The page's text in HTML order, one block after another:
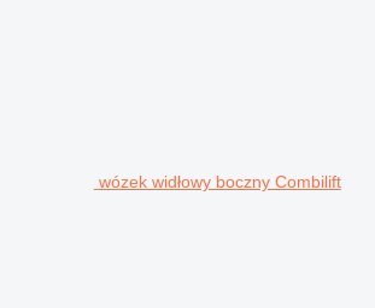
wózek widłowy boczny Combilift